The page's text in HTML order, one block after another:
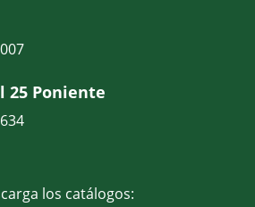
25 Poniente
los catálogos: